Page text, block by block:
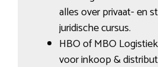
alles over privaat- en
juridische cursus.
HBO of MBO
voor inkoop &